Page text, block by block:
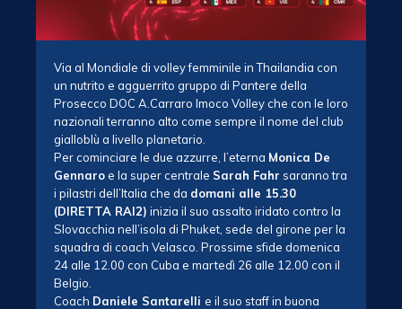
Via al Mondiale di volley femminile in Thailandia con
un nutrito e agguerrito gruppo di Pantere della
Prosecco DOC A.Carraro Imoco Volley che con le loro
nazionali terranno alto come sempre il nome del club
gialloblù a livello planetario.
Per cominciare le due azzurre, l’eterna Monica De
Gennaro e la super centrale Sarah Fahr saranno tra
i pilastri dell’Italia che da domani alle 15.30
(DIRETTA RAI2) inizia il suo assalto iridato contro la
Slovacchia nell’isola di Phuket, sede del girone per la
squadra di coach Velasco. Prossime sfide domenica
24 alle 12.00 con Cuba e martedì 26 alle 12.00 con il
Belgio.
Coach Daniele Santarelli e il suo staff in buona